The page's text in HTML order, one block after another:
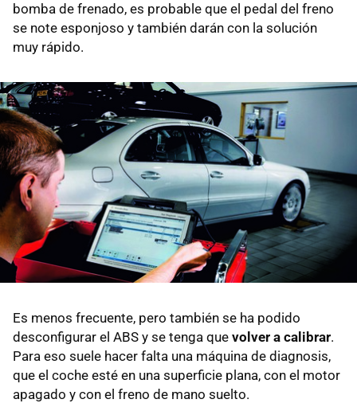
bomba de frenado, es probable que el pedal del freno
se note esponjoso y también darán con la solución
muy rápido.
Es menos frecuente, pero también se ha podido
desconfigurar el ABS y se tenga que volver a calibrar.
Para eso suele hacer falta una máquina de diagnosis,
que el coche esté en una superficie plana, con el motor
apagado y con el freno de mano suelto.